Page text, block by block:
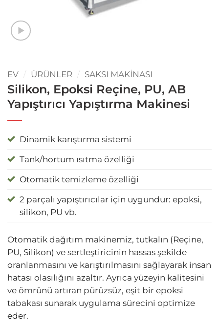
EV / ÜRÜNLER / SAKSI MAKINASI
Silikon, Epoksi Reçine, PU, ​​AB
Yapıştırıcı Yapıştırma Makinesi
Dinamik karıştırma sistemi
Tank/hortum ısıtma özelliği
Otomatik temizleme özelliği
2 parçalı yapıştırıcılar için uygundur: epoksi,
silikon, PU vb.
Otomatik dağıtım makinemiz, tutkalın (Reçine,
PU, ​​Silikon) ve sertleştiricinin hassas şekilde
oranlanmasını ve karıştırılmasını sağlayarak insan
hatası olasılığını azaltır. Ayrıca yüzeyin kalitesini
ve ömrünü artıran pürüzsüz, eşit bir epoksi
tabakası sunarak uygulama sürecini optimize
eder.